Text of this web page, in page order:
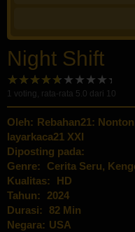
Night Shift
1 voting, rata-rata 5.0 dari 10
Oleh: Rebahan21:
layarkaca21 XXI
Diposting pada:
Genre:
Cerita Seru,
Kualitas:
HD
Tahun:
2024
Durasi: 82 Min
Negara: USA